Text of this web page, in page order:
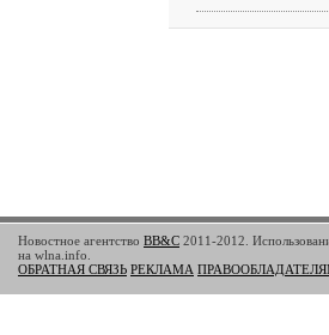
Новостное агентство BB&C 2011-2012.
на wlna.info.
ОБРАТНАЯ СВЯЗЬ РЕКЛАМА